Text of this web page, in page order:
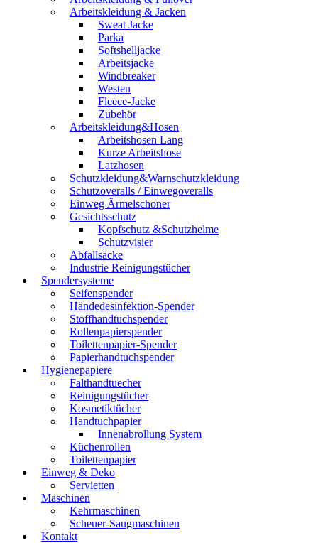
Arbeitskleidung & Jacken
Sweat Jacke
Parka
Softshelljacke
Arbeitsjacke
Windbreaker
Westen
Fleece-Jacke
Zubehör
Arbeitskleidung&Hosen
Arbeitshosen Lang
Kurze Arbeitshose
Latzhosen
Schutzkleidung&Warnschutzkleidung
Schutzoveralls / Einwegoveralls
Einweg Ärmelschoner
Gesichtsschutz
Kopfschutz &Schutzhelme
Schutzvisier
Abfallsäcke
Industrie Reinigungstücher
Spendersysteme
Seifenspender
Händedesinfektion-Spender
Stoffhandtuchspender
Rollenpapierspender
Toilettenpapier-Spender
Papierhandtuchspender
Hygienepapiere
Falthandtuecher
Reinigungstücher
Kosmetiktücher
Handtuchpapier
Innenabrollung System
Küchenrollen
Toilettenpapier
Einweg & Deko
Servietten
Maschinen
Kehrmaschinen
Scheuer-Saugmaschinen
Kontakt